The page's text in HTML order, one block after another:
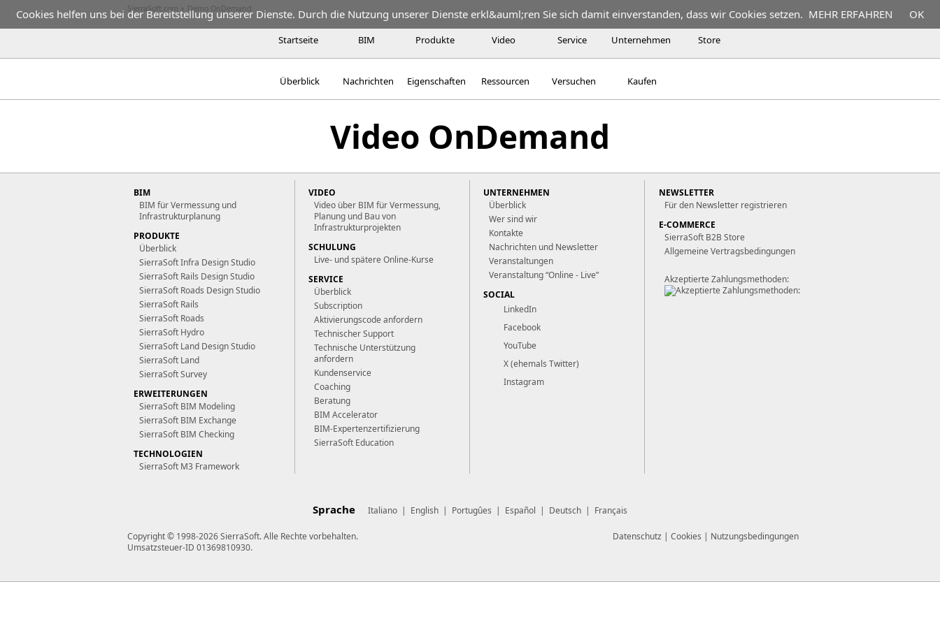
SierraSoft.com Demo OnDemand
Startseite BIM Produkte Video Service Unternehmen Store
Überblick Nachrichten Eigenschaften Ressourcen Versuchen Kaufen
Video OnDemand
BIM
BIM für Vermessung und
Infrastrukturplanung
PRODUKTE
Überblick
SierraSoft Infra Design Studio
SierraSoft Rails Design Studio
SierraSoft Roads Design Studio
SierraSoft Rails
SierraSoft Roads
SierraSoft Hydro
SierraSoft Land Design Studio
SierraSoft Land
SierraSoft Survey
ERWEITERUNGEN
SierraSoft BIM Modeling
SierraSoft BIM Exchange
SierraSoft BIM Checking
TECHNOLOGIEN
SierraSoft M3 Framework
VIDEO
Video über BIM für Vermessung,
Planung und Bau von
Infrastrukturprojekten
SCHULUNG
Live- und spätere Online-Kurse
SERVICE
Überblick
Subscription
Aktivierungscode anfordern
Technischer Support
Technische Unterstützung
anfordern
Kundenservice
Coaching
Beratung
BIM Accelerator
BIM-Expertenzertifizierung
SierraSoft Education
UNTERNEHMEN
Überblick
Wer sind wir
Kontakte
Nachrichten und Newsletter
Veranstaltungen
Veranstaltung “Online - Live”
SOCIAL
LinkedIn
Facebook
YouTube
X (ehemals Twitter)
Instagram
NEWSLETTER
Für den Newsletter registrieren
E-COMMERCE
SierraSoft B2B Store
Allgemeine Vertragsbedingungen
Akzeptierte Zahlungsmethoden:
Sprache Italiano | English | Portugûes | Español | Deutsch | Français
Copyright © 1998-2026 SierraSoft.Alle Rechte vorbehalten.
Umsatzsteuer-ID 01369810930.
Datenschutz | Cookies | Nutzungsbedingungen
Cookies helfen uns bei der Bereitstellung unserer Dienste. Durch die Nutzung unserer Dienste erkl&auml;ren Sie sich damit einverstanden, dass wir Cookies setzen. MEHR ERFAHREN OK